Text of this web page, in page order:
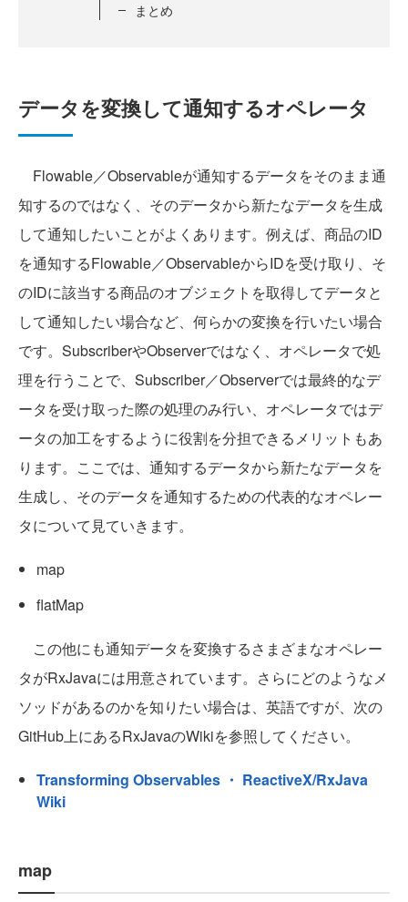
まとめ
データを変換して通知するオペレータ
Flowable／Observableが通知するデータをそのまま通
知するのではなく、そのデータから新たなデータを生成
して通知したいことがよくあります。例えば、商品のID
を通知するFlowable／ObservableからIDを受け取り、そ
のIDに該当する商品のオブジェクトを取得してデータと
して通知したい場合など、何らかの変換を行いたい場合
です。SubscriberやObserverではなく、オペレータで処
理を行うことで、Subscriber／Observerでは最終的なデ
ータを受け取った際の処理のみ行い、オペレータではデ
ータの加工をするように役割を分担できるメリットもあ
ります。ここでは、通知するデータから新たなデータを
生成し、そのデータを通知するための代表的なオペレー
タについて見ていきます。
map
flatMap
この他にも通知データを変換するさまざまなオペレー
タがRxJavaには用意されています。さらにどのようなメ
ソッドがあるのかを知りたい場合は、英語ですが、次の
GitHub上にあるRxJavaのWikiを参照してください。
Transforming Observables ・ ReactiveX/RxJava
Wiki
map